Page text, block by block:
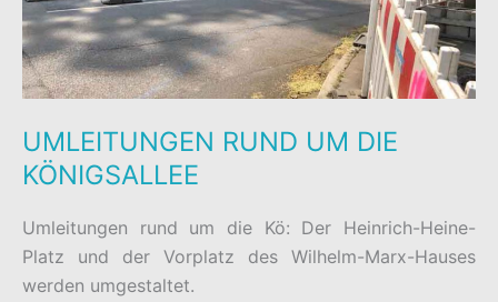
UMLEITUNGEN RUND UM DIE
KÖNIGSALLEE
Umleitungen rund um die Kö: Der Heinrich-Heine-
Platz und der Vorplatz des Wilhelm-Marx-Hauses
werden umgestaltet.